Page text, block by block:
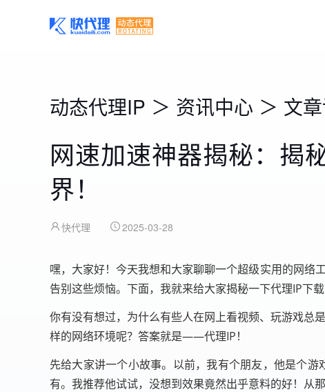
动态代理IP ＞ 资讯中心 ＞ 文
网速加速神器揭秘：揭
界！
快代理 2025-03-28
嘿，大家好！今天我想和大家聊聊一个超级实用的网
告别这些烦恼。下面，我就来给大家揭秘一下代理IP下
你有没有想过，为什么有些人在网上看视频、玩游戏总
样的网络环境呢？答案就是——代理IP！
先给大家讲一个小故事。以前，我有个朋友，他是个
有。我推荐他试试，没想到效果竟然出乎意料的好！从